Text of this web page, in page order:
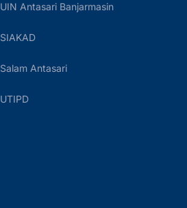
UIN Antasari Banjarmasin
SIAKAD
Salam Antasari
UTIPD